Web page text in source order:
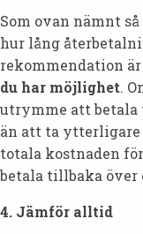
Som ovan nämnt
hur lång
rekommendation
du har möjlighet.
utrymme att betala
än att ta ytterligare
totala kostnaden
betala tillbaka över
4. Jämför alltid